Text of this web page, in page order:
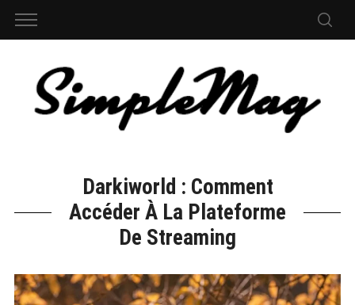
Darkiworld : Comment
Accéder À La Plateforme
De Streaming